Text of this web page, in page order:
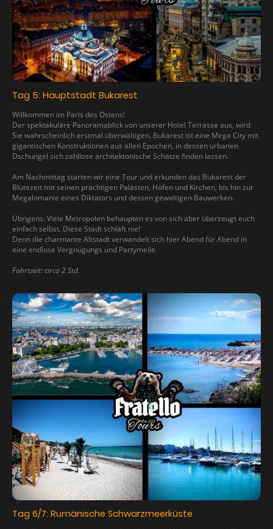
Tag 5: Hauptstadt Bukarest
Willkommen im Paris des Ostens!
Der spektakuläre Panoramablick von unserer Hotel Terrasse aus, wird
Sie wahrscheinlich erstmal überwältigen. Bukarest ist eine Mega City mit
gigantischen Konstruktionen aus allen Epochen, in dessen urbanen
Dschungel sich zahllose architektonische Schätze finden lassen.
Am Nachmittag starten wir eine Tour und erkunden das Bukarest der
Blütezeit mit seinen prächtigen Palästen, Höfen und Kirchen, bis hin zur
Megalomanie eines Diktators und dessen gewaltigen Bauwerken.
Übrigens: Viele Metropolen behaupten es von sich aber überzeugt euch
einfach selbst. Diese Stadt schläft nie!
Denn die charmante Altstadt verwandelt sich hier Abend für Abend in
eine endlose Vergnügungs und Partymeile.
Fahrtzeit: circa 2 Std.
Tag 6/7: Rumänische Schwarzmeerküste